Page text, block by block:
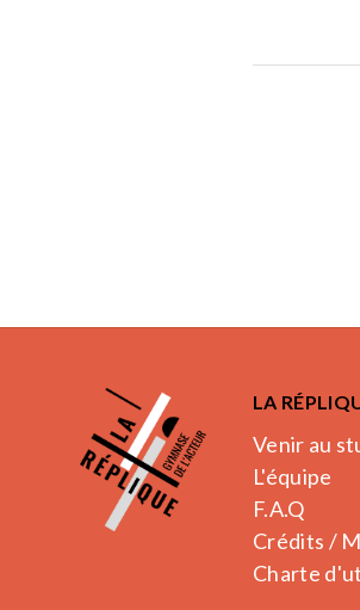
LA
Venir au
L'équipe
F.A.Q
Crédits /
Charte